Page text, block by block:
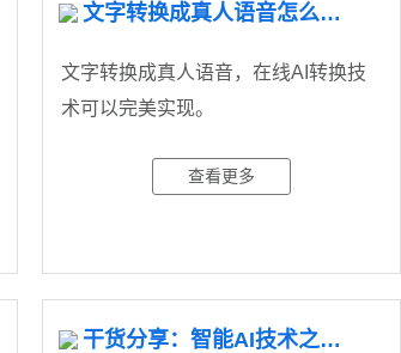
文字转换成真人语音怎么弄？
文字转换成真人语音，在线AI转换技
术可以完美实现。
查看更多
干货分享：智能AI技术之语音合成